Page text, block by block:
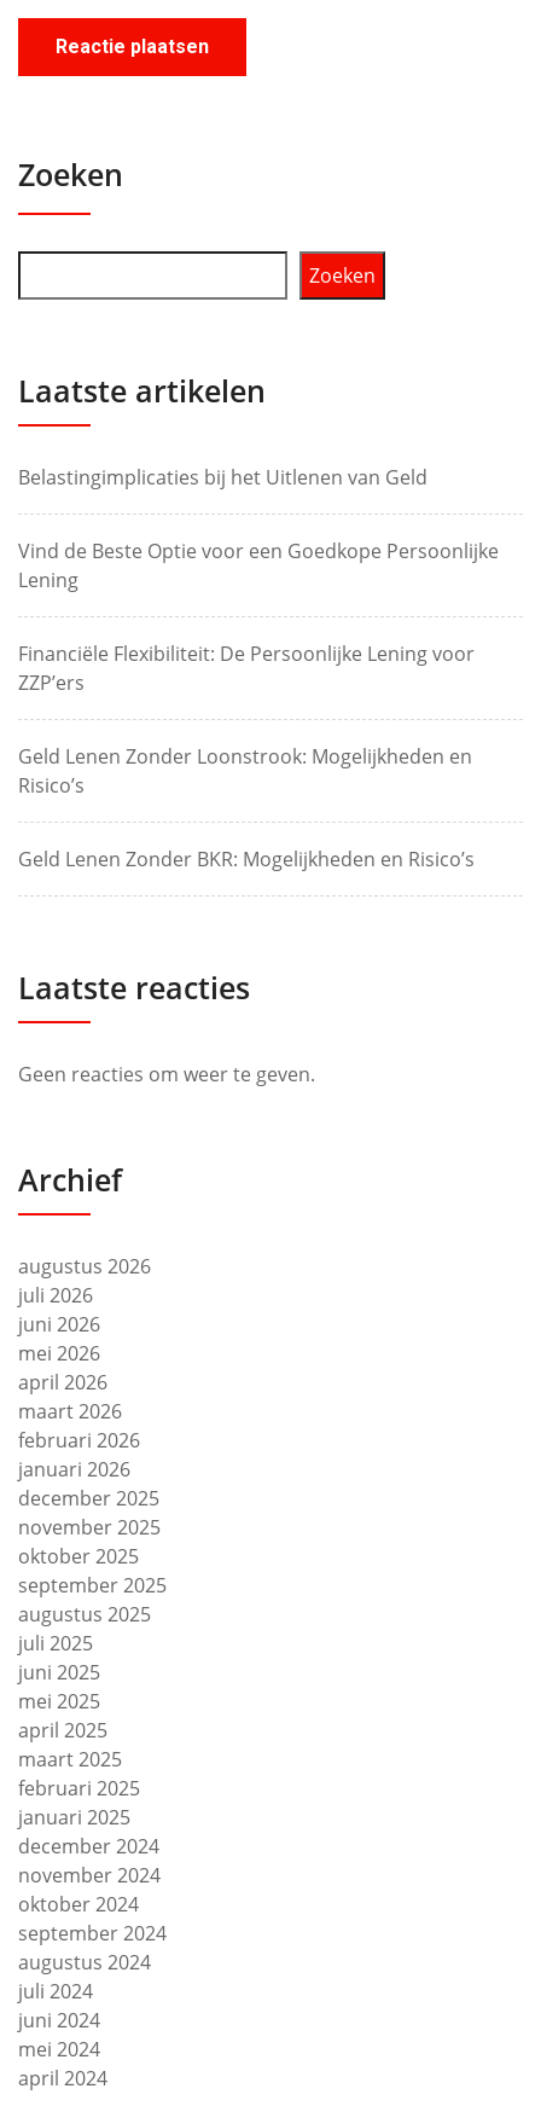
Zoeken
Zoeken
Laatste artikelen
Belastingimplicaties bij het Uitlenen van Geld
Vind de Beste Optie voor een Goedkope Persoonlijke
Lening
Financiële Flexibiliteit: De Persoonlijke Lening voor
ZZP’ers
Geld Lenen Zonder Loonstrook: Mogelijkheden en
Risico’s
Geld Lenen Zonder BKR: Mogelijkheden en Risico’s
Laatste reacties
Geen reacties om weer te geven.
Archief
augustus 2026
juli 2026
juni 2026
mei 2026
april 2026
maart 2026
februari 2026
januari 2026
december 2025
november 2025
oktober 2025
september 2025
augustus 2025
juli 2025
juni 2025
mei 2025
april 2025
maart 2025
februari 2025
januari 2025
december 2024
november 2024
oktober 2024
september 2024
augustus 2024
juli 2024
juni 2024
mei 2024
april 2024